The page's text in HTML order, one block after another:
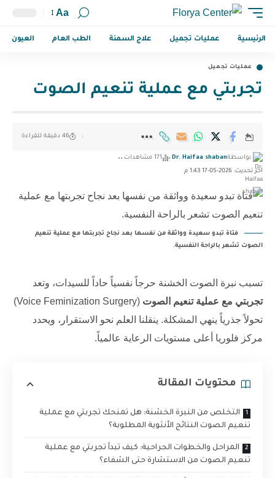
Aa
الرئيسية عمليات تجميل علاج السمنة الطب العام العيون
عمليات تجميل
تجربتي مع عملية تنعيم الصوت
آخر تحديث: 2026-05-17 1:43 م
بواسطةDr. Haifaa shaban 171 مشاهدات
46 دقيقة للقراءة
فتاة تبدو سعيدة وواثقة من نفسها بعد نجاح تجربتها مع عملية تنعيم
الصوت تشعر بالراحة النفسية.
تسبب نبرة الصوت الخشنة حرجاً نفسياً حاداً للسيدات، وتعد
تجربتي مع عملية تنعيم الصوت
(Voice Feminization Surgery)
تحولاً جذرياً ينهي المشكلة. ينقلنا العلم نحو الاستقرار، ويحدد
مركز فلوريا أعلى مستويات الرعاية عالمياً.
محتويات المقالة
التخلص من النبرة الخشنة: هل تمنحك تجربتي مع عملية
تنعيم الصوت النتائج الأنثوية المطلوبة؟
المراحل والخطوات الجراحية: كيف تبدأ تجربتي مع عملية
تنعيم الصوت من الاستشارة حتى الشفاء؟